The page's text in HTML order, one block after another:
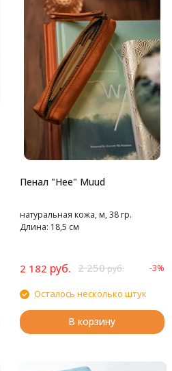
Пенал "Hee" Muud
натуральная кожа, м, 38 гр.
Длина: 18,5 см
2 182 руб. 2 250руб. -3%
Осталось несколько штук
В корзину